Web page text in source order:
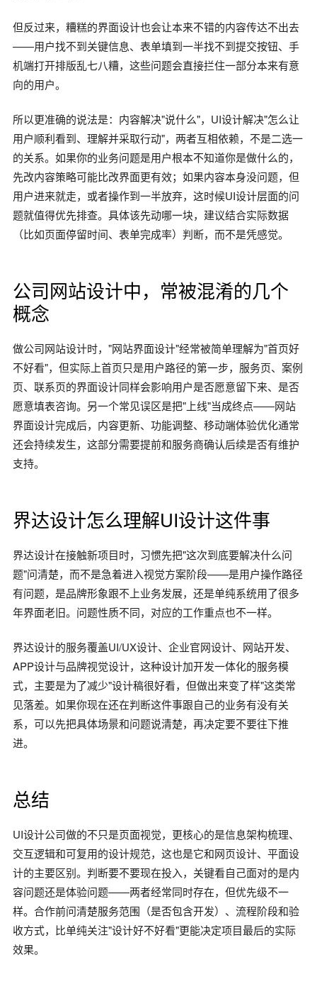
但反过来，糟糕的界面设计也会让本来不错的内容传达不出去
——用户找不到关键信息、表单填到一半找不到提交按钮、手
机端打开排版乱七八糟，这些问题会直接拦住一部分本来有意
向的用户。
所以更准确的说法是：内容解决"说什么"，UI设计解决"怎么让
用户顺利看到、理解并采取行动"，两者互相依赖，不是二选一
的关系。如果你的业务问题是用户根本不知道你是做什么的，
先改内容策略可能比改界面更有效；如果内容本身没问题，但
用户进来就走，或者操作到一半放弃，这时候UI设计层面的问
题就值得优先排查。具体该先动哪一块，建议结合实际数据
（比如页面停留时间、表单完成率）判断，而不是凭感觉。
公司网站设计中，常被混淆的几个
概念
做公司网站设计时，"网站界面设计"经常被简单理解为"首页好
不好看"，但实际上首页只是用户路径的第一步，服务页、案例
页、联系页的界面设计同样会影响用户是否愿意留下来、是否
愿意填表咨询。另一个常见误区是把"上线"当成终点——网站
界面设计完成后，内容更新、功能调整、移动端体验优化通常
还会持续发生，这部分需要提前和服务商确认后续是否有维护
支持。
界达设计怎么理解UI设计这件事
界达设计在接触新项目时，习惯先把"这次到底要解决什么问
题"问清楚，而不是急着进入视觉方案阶段——是用户操作路径
有问题，是品牌形象跟不上业务发展，还是单纯系统用了很多
年界面老旧。问题性质不同，对应的工作重点也不一样。
界达设计的服务覆盖UI/UX设计、企业官网设计、网站开发、
APP设计与品牌视觉设计，这种设计加开发一体化的服务模
式，主要是为了减少"设计稿很好看，但做出来变了样"这类常
见落差。如果你现在还在判断这件事跟自己的业务有没有关
系，可以先把具体场景和问题说清楚，再决定要不要往下推
进。
总结
UI设计公司做的不只是页面视觉，更核心的是信息架构梳理、
交互逻辑和可复用的设计规范，这也是它和网页设计、平面设
计的主要区别。判断要不要现在投入，关键看自己面对的是内
容问题还是体验问题——两者经常同时存在，但优先级不一
样。合作前问清楚服务范围（是否包含开发）、流程阶段和验
收方式，比单纯关注"设计好不好看"更能决定项目最后的实际
效果。